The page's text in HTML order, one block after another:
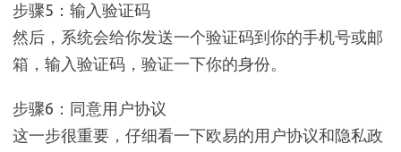
步骤5：输入验证码
然后，系统会给你发送一个验证码到你的手机号或邮
箱，输入验证码，验证一下你的身份。
步骤6：同意用户协议
这一步很重要，仔细看一下欧易的用户协议和隐私政